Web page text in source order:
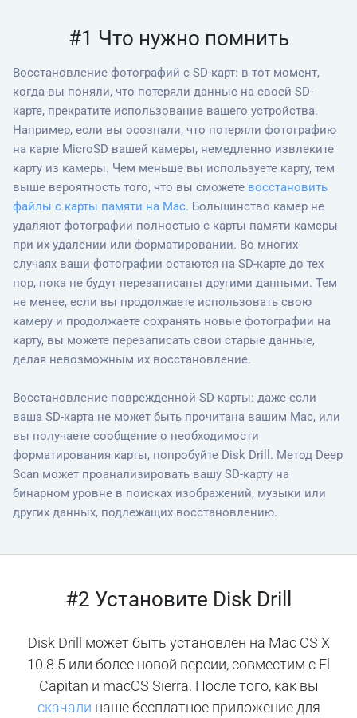
#1 Что нужно помнить
Восстановление фотографий с SD-карт: в тот момент,
когда вы поняли, что потеряли данные на своей SD-
карте, прекратите использование вашего устройства.
Например, если вы осознали, что потеряли фотографию
на карте MicroSD вашей камеры, немедленно извлеките
карту из камеры. Чем меньше вы используете карту, тем
выше вероятность того, что вы сможете восстановить
файлы с карты памяти на Mac. Большинство камер не
удаляют фотографии полностью с карты памяти камеры
при их удалении или форматировании. Во многих
случаях ваши фотографии остаются на SD-карте до тех
пор, пока не будут перезаписаны другими данными. Тем
не менее, если вы продолжаете использовать свою
камеру и продолжаете сохранять новые фотографии на
карту, вы можете перезаписать свои старые данные,
делая невозможным их восстановление.
Восстановление поврежденной SD-карты: даже если
ваша SD-карта не может быть прочитана вашим Mac, или
вы получаете сообщение о необходимости
форматирования карты, попробуйте Disk Drill. Метод Deep
Scan может проанализировать вашу SD-карту на
бинарном уровне в поисках изображений, музыки или
других данных, подлежащих восстановлению.
#2 Установите Disk Drill
Disk Drill может быть установлен на Mac OS X
10.8.5 или более новой версии, совместим с El
Capitan и macOS Sierra. После того, как вы
скачали наше бесплатное приложение для